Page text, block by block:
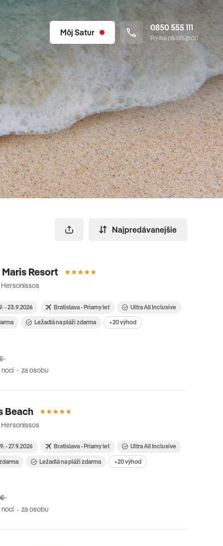
Môj Satur 0850 555 111
Po-Ne 08:00-21:00
Najpredávanejšie
Resort
- 23.9.2026 Bratislava - Priamy let Ultra All Inclusive
Ležadlá na pláži zdarma +20 výhod
nocí za osobu
Beach
- 27.9.2026 Bratislava - Priamy let Ultra All Inclusive
Ležadlá na pláži zdarma +20 výhod
nocí za osobu